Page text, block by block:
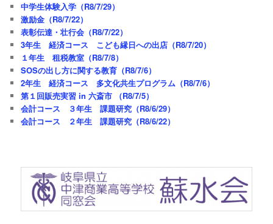
中学生体験入学（R8/7/29）
激励金（R8/7/22）
表彰伝達・壮行会（R8/7/22）
3年生 経済コース こども縁日への出店（R8/7/20）
１年生 租税教室（R8/7/8）
SOSの出し方に関する教育（R8/7/6）
2年生 経済コース 多文化共生プログラム（R8/7/6）
第１回販売実習 in 六斎市 （R8/7/5）
会計コース ３年生 課題研究（R8/6/29）
会計コース ２年生 課題研究（R8/6/22）